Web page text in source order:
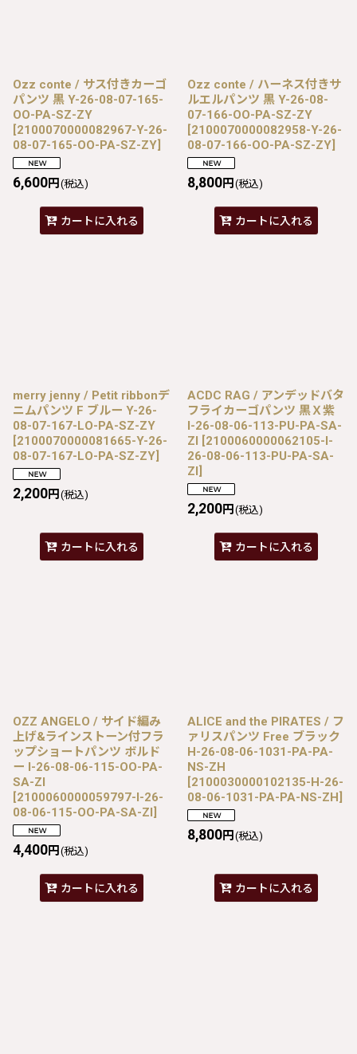
Ozz conte / サス付きカーゴ
パンツ 黒 Y-26-08-07-165-
OO-PA-SZ-ZY
[2100070000082967-Y-26-
08-07-165-OO-PA-SZ-ZY]
6,600円 (税込)
カートに入れる
Ozz conte / ハーネス付きサ
ルエルパンツ 黒 Y-26-08-
07-166-OO-PA-SZ-ZY
[2100070000082958-Y-26-
08-07-166-OO-PA-SZ-ZY]
8,800円 (税込)
カートに入れる
merry jenny / Petit ribbonデ
ニムパンツ F ブルー Y-26-
08-07-167-LO-PA-SZ-ZY
[2100070000081665-Y-26-
08-07-167-LO-PA-SZ-ZY]
2,200円 (税込)
カートに入れる
ACDC RAG / アンデッドバタ
フライカーゴパンツ 黒Ｘ紫
I-26-08-06-113-PU-PA-SA-
ZI [2100060000062105-I-
26-08-06-113-PU-PA-SA-
ZI]
2,200円 (税込)
カートに入れる
OZZ ANGELO / サイド編み
上げ&ラインストーン付フラ
ップショートパンツ ボルド
ー I-26-08-06-115-OO-PA-
SA-ZI
[2100060000059797-I-26-
08-06-115-OO-PA-SA-ZI]
4,400円 (税込)
カートに入れる
ALICE and the PIRATES / フ
ァリスパンツ Free ブラック
H-26-08-06-1031-PA-PA-
NS-ZH
[2100030000102135-H-26-
08-06-1031-PA-PA-NS-ZH]
8,800円 (税込)
カートに入れる